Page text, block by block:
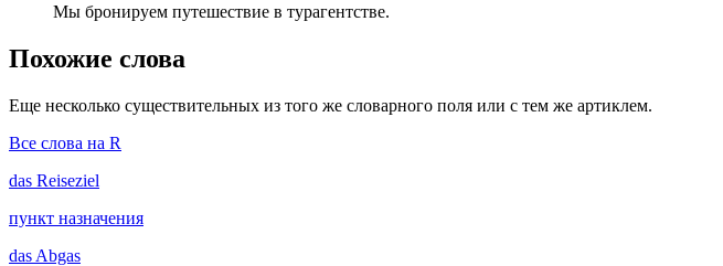
Мы бронируем путешествие в турагентстве.
Похожие слова
Еще несколько существительных из того же словарного поля или с тем же артиклем.
Все слова на R
das Reiseziel
пункт назначения
das Abgas